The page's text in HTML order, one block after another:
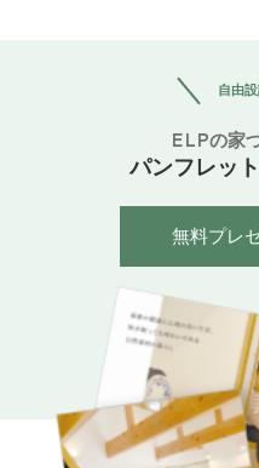
自由
ELPの家
パンフレッ
無料プレ